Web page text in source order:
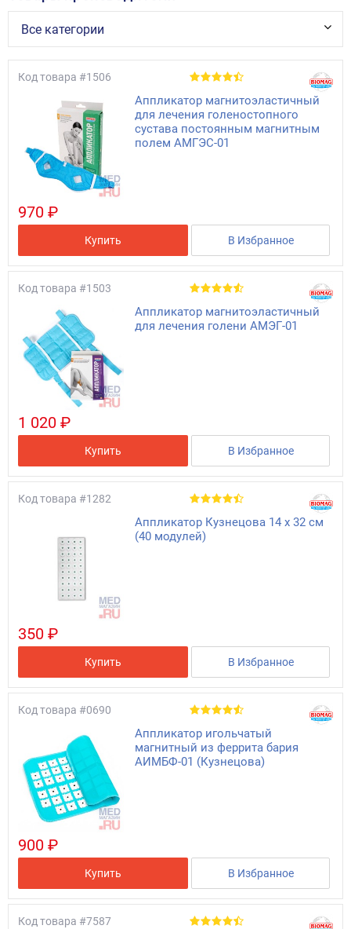
Все категории
Код товара #1506
Аппликатор магнитоэластичный
для лечения голеностопного
сустава постоянным магнитным
полем АМГЭС-01
970 ₽
Купить В Избранное
Код товара #1503
Аппликатор магнитоэластичный
для лечения голени АМЭГ-01
1 020 ₽
Купить В Избранное
Код товара #1282
Аппликатор Кузнецова 14 x 32 см
(40 модулей)
350 ₽
Купить В Избранное
Код товара #0690
Аппликатор игольчатый
магнитный из феррита бария
АИМБФ-01 (Кузнецова)
900 ₽
Купить В Избранное
Код товара #7587